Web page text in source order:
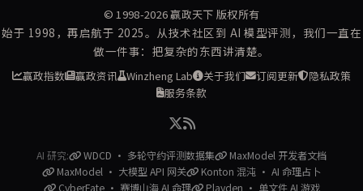
© 1998-2026赢政天下 版权所有
始于 1998，再启航于 2025。从技术社区到 AI 模型评测，我们一直在
做一件事：把复杂的东西讲清楚。
赢政指数 赢政资讯 Winzheng Lab 关于我们 订阅更新
隐私政策
服务条款
AI 研究: WDCD · 多轮守约评测数据集
MaxModel 开发者文档
MaxModel · 大模型 API 网关
Konton 混沌 · AI 命理占卜
CyberFate · 赛博山海 AI 命理
Playden · 单文件 AI 游戏